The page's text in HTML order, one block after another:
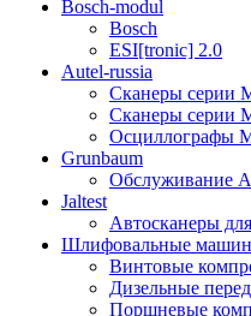
Bosch-modul
Bosch
ESI[tronic] 2.0
Autel-russia
Сканеры серии
Сканеры серии
Осциллографы
Grunbaum
Обслуживание
Jaltest
Автосканеры
Шлифовальные
Винтовые
Дизельные
Поршневые